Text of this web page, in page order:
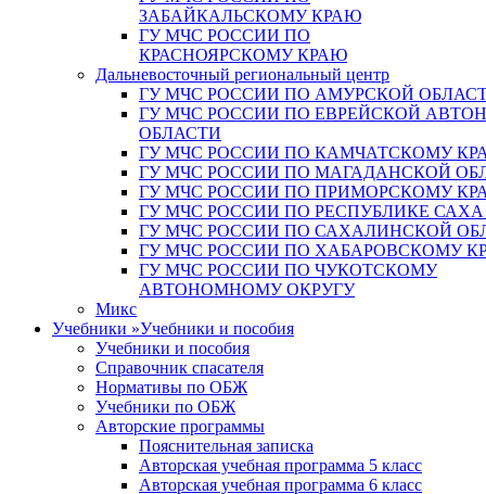
ЗАБАЙКАЛЬСКОМУ КРАЮ
ГУ МЧС РОССИИ ПО
КРАСНОЯРСКОМУ КРАЮ
Дальневосточный региональный центр
ГУ МЧС РОССИИ ПО АМУРСКОЙ
ГУ МЧС РОССИИ ПО ЕВРЕЙСКОЙ
ОБЛАСТИ
ГУ МЧС РОССИИ ПО КАМЧАТСКОМУ
ГУ МЧС РОССИИ ПО МАГАДАНСКОЙ
ГУ МЧС РОССИИ ПО ПРИМОРСКОМУ
ГУ МЧС РОССИИ ПО РЕСПУБЛИКЕ
ГУ МЧС РОССИИ ПО САХАЛИНСКОЙ
ГУ МЧС РОССИИ ПО ХАБАРОВСКОМУ
ГУ МЧС РОССИИ ПО ЧУКОТСКОМУ
АВТОНОМНОМУ ОКРУГУ
Микс
Учебники »Учебники и пособия
Учебники и пособия
Справочник спасателя
Нормативы по ОБЖ
Учебники по ОБЖ
Авторские программы
Пояснительная записка
Авторская учебная программа 5 класс
Авторская учебная программа 6 класс